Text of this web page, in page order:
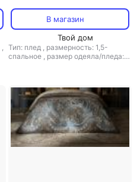
,
В магазин
Твой дом
Тип: плед , размерность: 1,5-
спальное , размер одеяла/пледа: